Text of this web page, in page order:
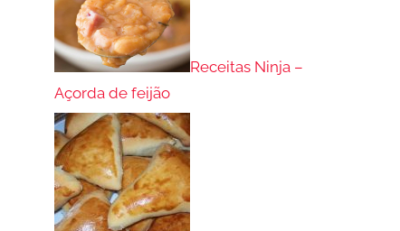
Receitas Ninja –
Açorda de feijão